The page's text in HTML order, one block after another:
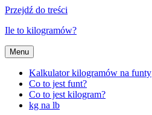
Przejdź do treści
Ile to kilogramów?
Menu
Kalkulator kilogramów na funty
Co to jest funt?
Co to jest kilogram?
kg na lb